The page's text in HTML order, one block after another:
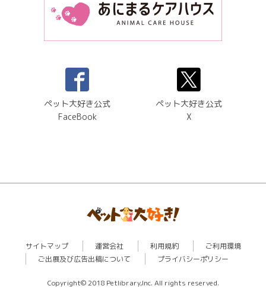
ペット大好き公式
FaceBook
ペット大好き公式
X
サイトマップ 運営会社 利用規約
ご利用環境
ご出展及び広告出稿について
プライバシーポリシー
Copyright© 2018 Petlibrary,Inc. All rights reserved.